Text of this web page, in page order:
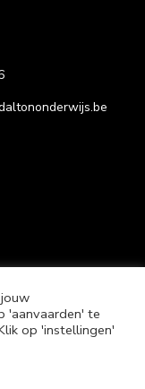
'aanvaarden' te
op 'instellingen'